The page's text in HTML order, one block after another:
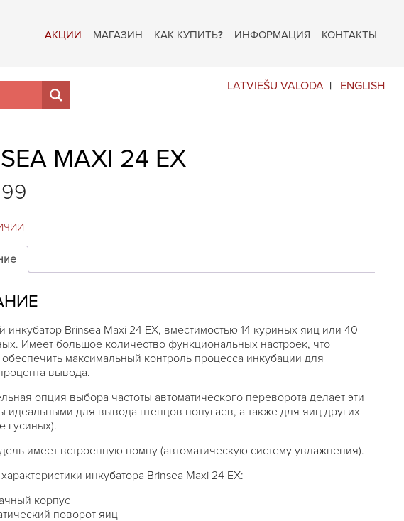
АКЦИИ МАГАЗИН КАК КУПИТЬ? ИНФОРМАЦИЯ КОНТАКТЫ
LATVIEŠU VALODA ENGLISH
MAXI 24 EX
инкубатор Brinsea Maxi 24 EX, вместимостью 14 куриных яиц или 40
Имеет большое количество функциональных настроек, что
обеспечить максимальный контроль процесса инкубации для
вывода.
опция выбора частоты автоматического переворота делает эти
идеальными для вывода птенцов попугаев, а также для яиц других
гусиных).
имеет встроенную помпу (автоматическую систему увлажнения).
инкубатора Brinsea Maxi 24 EX:
корпус
поворот яиц